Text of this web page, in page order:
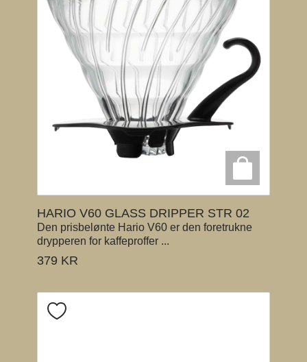
HARIO V60 GLASS DRIPPER STR 02
Den prisbelønte Hario V60 er den foretrukne
drypperen for kaffeproffer ...
379 KR